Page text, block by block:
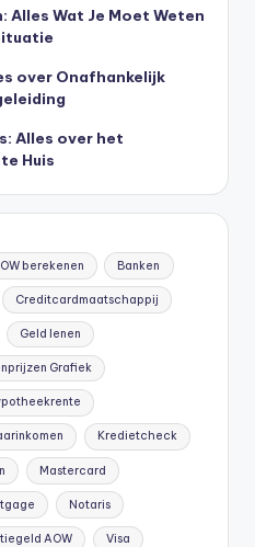
Alles Wat Je Moet Weten
over Onafhankelijk
Alles over het
Huis
berekenen Banken
Creditcardmaatschappij
Geld lenen
Grafiek
Kredietcheck
Mastercard
Notaris
AOW Visa